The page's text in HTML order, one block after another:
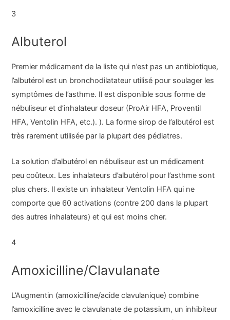
3
Albuterol
Premier médicament de la liste qui n’est pas un antibiotique,
l’albutérol est un bronchodilatateur utilisé pour soulager les
symptômes de l’asthme. Il est disponible sous forme de
nébuliseur et d’inhalateur doseur (ProAir HFA, Proventil
HFA, Ventolin HFA, etc.). ). La forme sirop de l’albutérol est
très rarement utilisée par la plupart des pédiatres.
La solution d’albutérol en nébuliseur est un médicament
peu coûteux. Les inhalateurs d’albutérol pour l’asthme sont
plus chers. Il existe un inhalateur Ventolin HFA qui ne
comporte que 60 activations (contre 200 dans la plupart
des autres inhalateurs) et qui est moins cher.
4
Amoxicilline/Clavulanate
L’Augmentin (amoxicilline/acide clavulanique) combine
l’amoxicilline avec le clavulanate de potassium, un inhibiteur